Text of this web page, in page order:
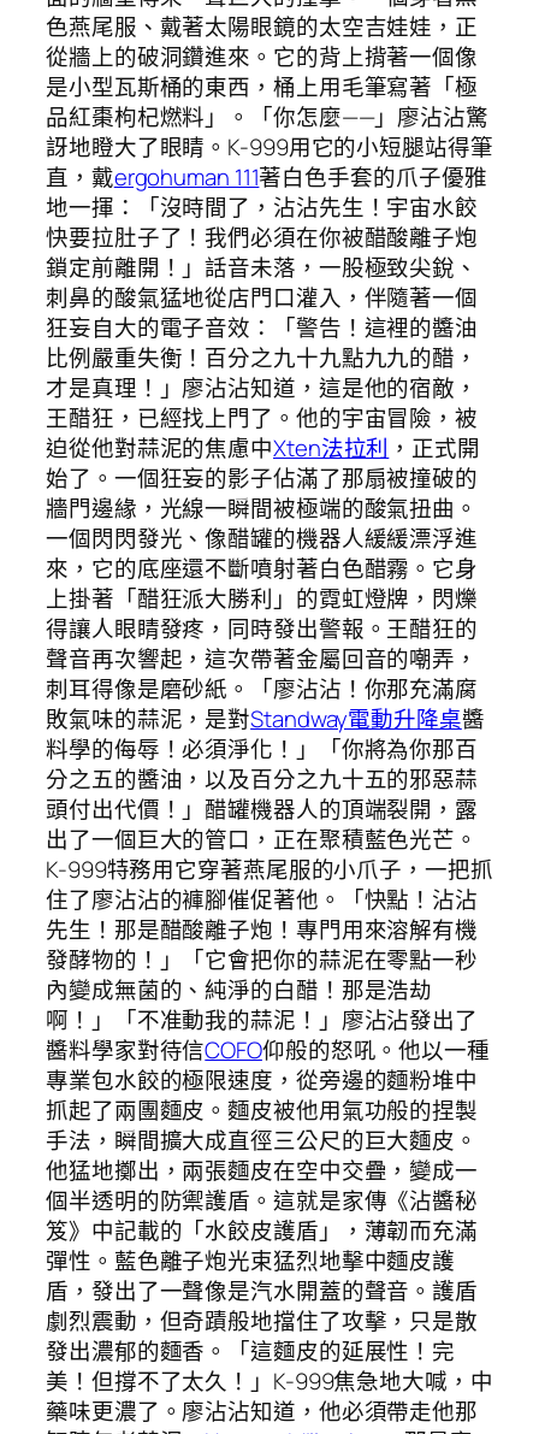
色燕尾服、戴著太陽眼鏡的太空吉娃娃，正
從牆上的破洞鑽進來。它的背上揹著一個像
是小型瓦斯桶的東西，桶上用毛筆寫著「極
品紅棗枸杞燃料」。「你怎麼——」廖沾沾驚
訝地瞪大了眼睛。K-999用它的小短腿站得筆
直，戴ergohuman 111著白色手套的爪子優雅
地一揮：「沒時間了，沾沾先生！宇宙水餃
快要拉肚子了！我們必須在你被醋酸離子炮
鎖定前離開！」話音未落，一股極致尖銳、
刺鼻的酸氣猛地從店門口灌入，伴隨著一個
狂妄自大的電子音效：「警告！這裡的醬油
比例嚴重失衡！百分之九十九點九九的醋，
才是真理！」廖沾沾知道，這是他的宿敵，
王醋狂，已經找上門了。他的宇宙冒險，被
迫從他對蒜泥的焦慮中Xten法拉利 ，正式開
始了。一個狂妄的影子佔滿了那扇被撞破的
牆門邊緣，光線一瞬間被極端的酸氣扭曲。
一個閃閃發光、像醋罐的機器人緩緩漂浮進
來，它的底座還不斷噴射著白色醋霧。它身
上掛著「醋狂派大勝利」的霓虹燈牌，閃爍
得讓人眼睛發疼，同時發出警報。王醋狂的
聲音再次響起，這次帶著金屬回音的嘲弄，
刺耳得像是磨砂紙。「廖沾沾！你那充滿腐
敗氣味的蒜泥，是對Standway電動升降桌醬
料學的侮辱！必須淨化！」「你將為你那百
分之五的醬油，以及百分之九十五的邪惡蒜
頭付出代價！」醋罐機器人的頂端裂開，露
出了一個巨大的管口，正在聚積藍色光芒。
K-999特務用它穿著燕尾服的小爪子，一把抓
住了廖沾沾的褲腳催促著他。「快點！沾沾
先生！那是醋酸離子炮！專門用來溶解有機
發酵物的！」「它會把你的蒜泥在零點一秒
內變成無菌的、純淨的白醋！那是浩劫
啊！」「不准動我的蒜泥！」廖沾沾發出了
醬料學家對待信COFO仰般的怒吼。他以一種
專業包水餃的極限速度，從旁邊的麵粉堆中
抓起了兩團麵皮。麵皮被他用氣功般的捏製
手法，瞬間擴大成直徑三公尺的巨大麵皮。
他猛地擲出，兩張麵皮在空中交疊，變成一
個半透明的防禦護盾。這就是家傳《沾醬秘
笈》中記載的「水餃皮護盾」，薄韌而充滿
彈性。藍色離子炮光束猛烈地擊中麵皮護
盾，發出了一聲像是汽水開蓋的聲音。護盾
劇烈震動，但奇蹟般地擋住了攻擊，只是散
發出濃郁的麵香。「這麵皮的延展性！完
美！但撐不了太久！」K-999焦急地大喊，中
藥味更濃了。廖沾沾知道，他必須帶走他那